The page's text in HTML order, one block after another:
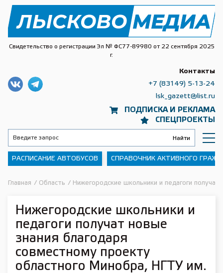
Свидетельство о регистрации Эл № ФС77-89980 от 22 сентября 2025
г.
ПОДПИСКА И РЕКЛАМА
СПЕЦПРОЕКТЫ
Контакты
+7 (83149) 5-13-24
lsk_gazett@list.ru
РАСПИСАНИЕ АВТОБУСОВ СПРАВОЧНИК АКТИВНОГО
Главная / Область / Нижегородские школьники и педагоги
Нижегородские школьники и
педагоги получат новые
знания благодаря
совместному проекту
областного Минобра, НГТУ им.